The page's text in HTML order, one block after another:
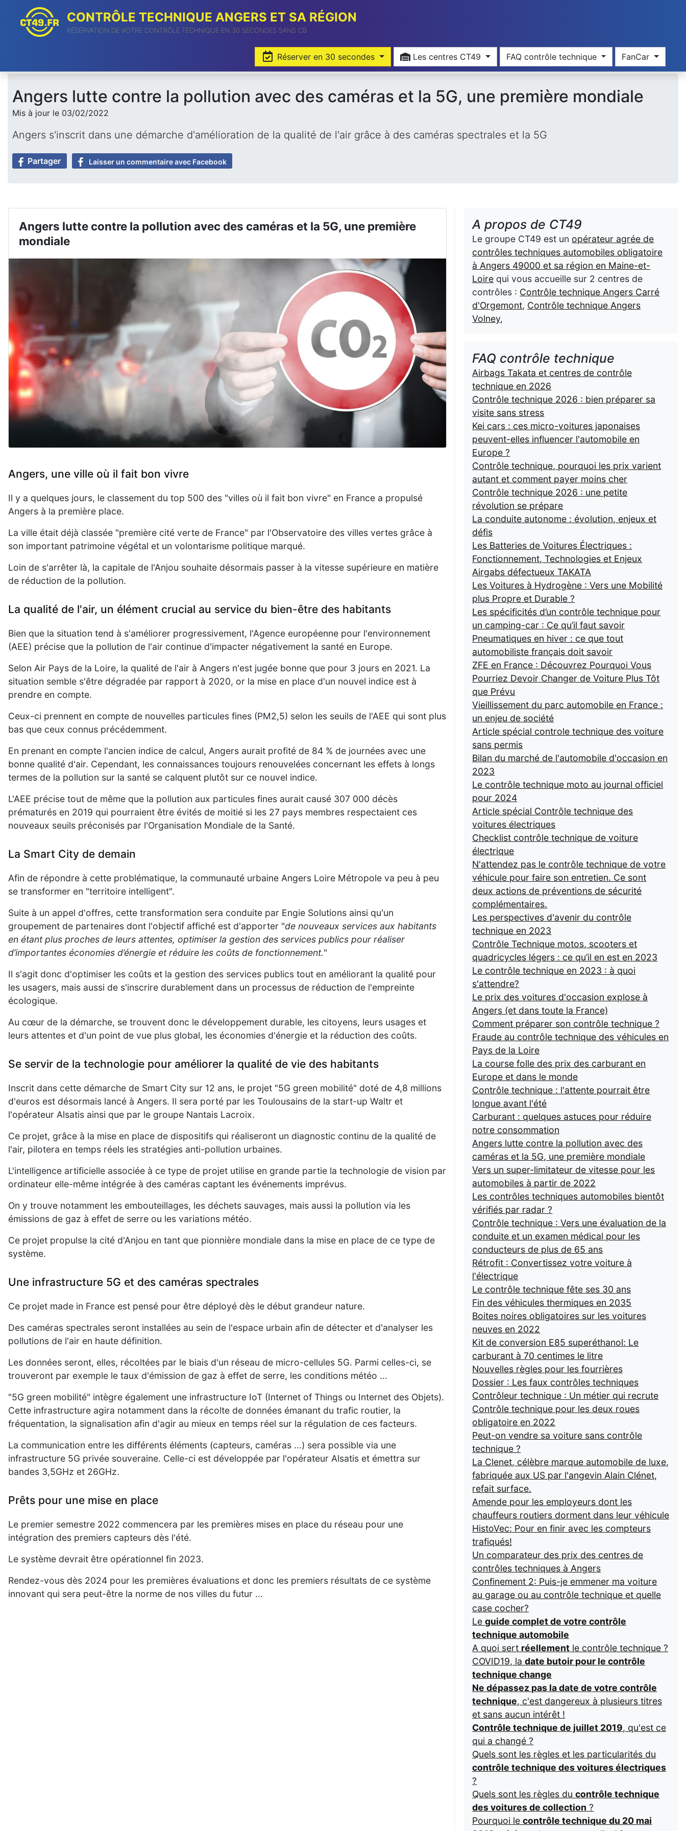
CONTRÔLE TECHNIQUE ANGERS ET SA RÉGION
RÉSERVATION DE VOTRE CONTRÔLE TECHNIQUE EN 30 SECONDES SANS CB
Réserver en 30 secondes Les centres CT49 FAQ contrôle technique FanCar
Angers lutte contre la pollution avec des caméras et la 5G, une première mondiale
Mis à jour le 03/02/2022
Angers s'inscrit dans une démarche d'amélioration de la qualité de l'air grâce à des caméras spectrales et la 5G
Partager Laisser un commentaire avec Facebook
Angers lutte contre la pollution avec des caméras et la 5G, une première
mondiale
Angers, une ville où il fait bon vivre
Il y a quelques jours, le classement du top 500 des "villes où il fait bon vivre" en France a propulsé
Angers à la première place.
La ville était déjà classée "première cité verte de France" par l'Observatoire des villes vertes grâce à
son important patrimoine végétal et un volontarisme politique marqué.
Loin de s'arrêter là, la capitale de l'Anjou souhaite désormais passer à la vitesse supérieure en matière
de réduction de la pollution.
La qualité de l'air, un élément crucial au service du bien-être des habitants
Bien que la situation tend à s'améliorer progressivement, l'Agence européenne pour l'environnement
(AEE) précise que la pollution de l'air continue d'impacter négativement la santé en Europe.
Selon Air Pays de la Loire, la qualité de l'air à Angers n'est jugée bonne que pour 3 jours en 2021. La
situation semble s'être dégradée par rapport à 2020, or la mise en place d'un nouvel indice est à
prendre en compte.
Ceux-ci prennent en compte de nouvelles particules fines (PM2,5) selon les seuils de l'AEE qui sont plus
bas que ceux connus précédemment.
En prenant en compte l'ancien indice de calcul, Angers aurait profité de 84 % de journées avec une
bonne qualité d'air. Cependant, les connaissances toujours renouvelées concernant les effets à longs
termes de la pollution sur la santé se calquent plutôt sur ce nouvel indice.
L'AEE précise tout de même que la pollution aux particules fines aurait causé 307 000 décès
prématurés en 2019 qui pourraient être évités de moitié si les 27 pays membres respectaient ces
nouveaux seuils préconisés par l'Organisation Mondiale de la Santé.
La Smart City de demain
Afin de répondre à cette problématique, la communauté urbaine Angers Loire Métropole va peu à peu
se transformer en "territoire intelligent".
Suite à un appel d'offres, cette transformation sera conduite par Engie Solutions ainsi qu'un
groupement de partenaires dont l'objectif affiché est d'apporter "de nouveaux services aux habitants
en étant plus proches de leurs attentes, optimiser la gestion des services publics pour réaliser
d’importantes économies d’énergie et réduire les coûts de fonctionnement."
Il s'agit donc d'optimiser les coûts et la gestion des services publics tout en améliorant la qualité pour
les usagers, mais aussi de s'inscrire durablement dans un processus de réduction de l'empreinte
écologique.
Au cœur de la démarche, se trouvent donc le développement durable, les citoyens, leurs usages et
leurs attentes et d'un point de vue plus global, les économies d'énergie et la réduction des coûts.
Se servir de la technologie pour améliorer la qualité de vie des habitants
Inscrit dans cette démarche de Smart City sur 12 ans, le projet "5G green mobilité" doté de 4,8 millions
d'euros est désormais lancé à Angers. Il sera porté par les Toulousains de la start-up Waltr et
l'opérateur Alsatis ainsi que par le groupe Nantais Lacroix.
Ce projet, grâce à la mise en place de dispositifs qui réaliseront un diagnostic continu de la qualité de
l'air, pilotera en temps réels les stratégies anti-pollution urbaines.
L'intelligence artificielle associée à ce type de projet utilise en grande partie la technologie de vision par
ordinateur elle-même intégrée à des caméras captant les événements imprévus.
On y trouve notamment les embouteillages, les déchets sauvages, mais aussi la pollution via les
émissions de gaz à effet de serre ou les variations météo.
Ce projet propulse la cité d'Anjou en tant que pionnière mondiale dans la mise en place de ce type de
système.
Une infrastructure 5G et des caméras spectrales
Ce projet made in France est pensé pour être déployé dès le début grandeur nature.
Des caméras spectrales seront installées au sein de l'espace urbain afin de détecter et d'analyser les
pollutions de l'air en haute définition.
Les données seront, elles, récoltées par le biais d'un réseau de micro-cellules 5G. Parmi celles-ci, se
trouveront par exemple le taux d'émission de gaz à effet de serre, les conditions météo ...
"5G green mobilité" intègre également une infrastructure IoT (Internet of Things ou Internet des Objets).
Cette infrastructure agira notamment dans la récolte de données émanant du trafic routier, la
fréquentation, la signalisation afin d'agir au mieux en temps réel sur la régulation de ces facteurs.
La communication entre les différents éléments (capteurs, caméras ...) sera possible via une
infrastructure 5G privée souveraine. Celle-ci est développée par l'opérateur Alsatis et émettra sur
bandes 3,5GHz et 26GHz.
Prêts pour une mise en place
Le premier semestre 2022 commencera par les premières mises en place du réseau pour une
intégration des premiers capteurs dès l'été.
Le système devrait être opérationnel fin 2023.
Rendez-vous dès 2024 pour les premières évaluations et donc les premiers résultats de ce système
innovant qui sera peut-être la norme de nos villes du futur ...
A propos de CT49
Le groupe CT49 est un opérateur agrée de
contrôles techniques automobiles obligatoire
à Angers 49000 et sa région en Maine-et-
Loire qui vous accueille sur 2 centres de
contrôles : Contrôle technique Angers Carré
d'Orgemont, Contrôle technique Angers
Volney,
FAQ contrôle technique
Airbags Takata et centres de contrôle
technique en 2026
Contrôle technique 2026 : bien préparer sa
visite sans stress
Kei cars : ces micro-voitures japonaises
peuvent-elles influencer l'automobile en
Europe ?
Contrôle technique, pourquoi les prix varient
autant et comment payer moins cher
Contrôle technique 2026 : une petite
révolution se prépare
La conduite autonome : évolution, enjeux et
défis
Les Batteries de Voitures Électriques :
Fonctionnement, Technologies et Enjeux
Airgabs défectueux TAKATA
Les Voitures à Hydrogène : Vers une Mobilité
plus Propre et Durable ?
Les spécificités d’un contrôle technique pour
un camping-car : Ce qu’il faut savoir
Pneumatiques en hiver : ce que tout
automobiliste français doit savoir
ZFE en France : Découvrez Pourquoi Vous
Pourriez Devoir Changer de Voiture Plus Tôt
que Prévu
Vieillissement du parc automobile en France :
un enjeu de société
Article spécial controle technique des voiture
sans permis
Bilan du marché de l'automobile d'occasion en
2023
Le contrôle technique moto au journal officiel
pour 2024
Article spécial Contrôle technique des
voitures électriques
Checklist contrôle technique de voiture
électrique
N'attendez pas le contrôle technique de votre
véhicule pour faire son entretien. Ce sont
deux actions de préventions de sécurité
complémentaires.
Les perspectives d'avenir du contrôle
technique en 2023
Contrôle Technique motos, scooters et
quadricycles légers : ce qu’il en est en 2023
Le contrôle technique en 2023 : à quoi
s'attendre?
Le prix des voitures d'occasion explose à
Angers (et dans toute la France)
Comment préparer son contrôle technique ?
Fraude au contrôle technique des véhicules en
Pays de la Loire
La course folle des prix des carburant en
Europe et dans le monde
Contrôle technique : l'attente pourrait être
longue avant l'été
Carburant : quelques astuces pour réduire
notre consommation
Angers lutte contre la pollution avec des
caméras et la 5G, une première mondiale
Vers un super-limitateur de vitesse pour les
automobiles à partir de 2022
Les contrôles techniques automobiles bientôt
vérifiés par radar ?
Contrôle technique : Vers une évaluation de la
conduite et un examen médical pour les
conducteurs de plus de 65 ans
Rétrofit : Convertissez votre voiture à
l'électrique
Le contrôle technique fête ses 30 ans
Fin des véhicules thermiques en 2035
Boites noires obligatoires sur les voitures
neuves en 2022
Kit de conversion E85 superéthanol: Le
carburant à 70 centimes le litre
Nouvelles règles pour les fourrières
Dossier : Les faux contrôles techniques
Contrôleur technique : Un métier qui recrute
Contrôle technique pour les deux roues
obligatoire en 2022
Peut-on vendre sa voiture sans contrôle
technique ?
La Clenet, célèbre marque automobile de luxe,
fabriquée aux US par l'angevin Alain Clénet,
refait surface.
Amende pour les employeurs dont les
chauffeurs routiers dorment dans leur véhicule
HistoVec: Pour en finir avec les compteurs
trafiqués!
Un comparateur des prix des centres de
contrôles techniques à Angers
Confinement 2: Puis-je emmener ma voiture
au garage ou au contrôle technique et quelle
case cocher?
Leguide complet de votre contrôle
technique automobile
A quoi sert réellement le contrôle technique ?
COVID19, ladate butoir pour le contrôle
technique change
Ne dépassez pas la date de votre contrôle
technique, c'est dangereux à plusieurs titres
et sans aucun intérêt !
Contrôle technique de juillet 2019, qu'est ce
qui a changé ?
Quels sont les règles et les particularités du
contrôle technique des voitures électriques
?
Quels sont les règles ducontrôle technique
des voitures de collection ?
Pourquoi lecontrôle technique du 20 mai